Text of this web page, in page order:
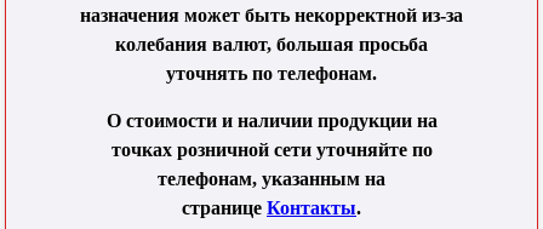
назначения может быть некорректной из-за
колебания валют, большая просьба
уточнять по телефонам.
О стоимости и наличии продукции на
точках розничной сети уточняйте по
телефонам, указанным на
странице Контакты.